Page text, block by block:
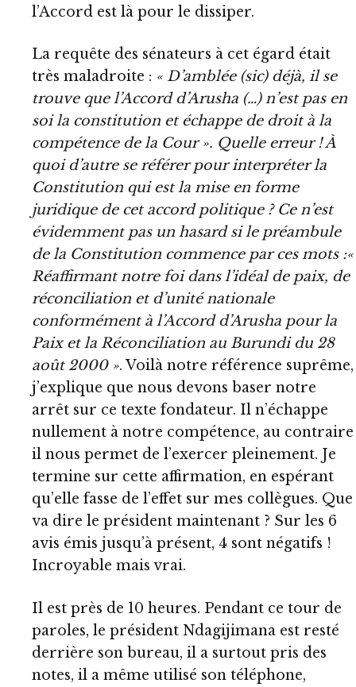
l’Accord est là pour le dissiper.
La requête des sénateurs à cet égard était
très maladroite : « D’amblée (sic) déjà, il se
trouve que l’Accord d’Arusha (…) n’est pas en
soi la constitution et échappe de droit à la
compétence de la Cour ». Quelle erreur ! À
quoi d’autre se référer pour interpréter la
Constitution qui est la mise en forme
juridique de cet accord politique ? Ce n’est
évidemment pas un hasard si le préambule
de la Constitution commence par ces mots :«
Réaffirmant notre foi dans l’idéal de paix, de
réconciliation et d’unité nationale
conformément à l’Accord d’Arusha pour la
Paix et la Réconciliation au Burundi du 28
août 2000 ». Voilà notre référence suprême,
j’explique que nous devons baser notre
arrêt sur ce texte fondateur. Il n’échappe
nullement à notre compétence, au contraire
il nous permet de l’exercer pleinement. Je
termine sur cette affirmation, en espérant
qu’elle fasse de l’effet sur mes collègues. Que
va dire le président maintenant ? Sur les 6
avis émis jusqu’à présent, 4 sont négatifs !
Incroyable mais vrai.
Il est près de 10 heures. Pendant ce tour de
paroles, le président Ndagijimana est resté
derrière son bureau, il a surtout pris des
notes, il a même utilisé son téléphone,